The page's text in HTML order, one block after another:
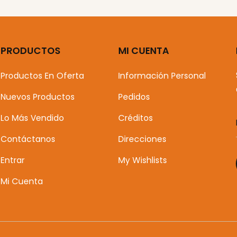
PRODUCTOS
Productos En Oferta
Nuevos Productos
Lo Más Vendido
Contáctanos
Entrar
Mi Cuenta
MI CUENTA
Información Personal
Pedidos
Créditos
Direcciones
My Wishlists